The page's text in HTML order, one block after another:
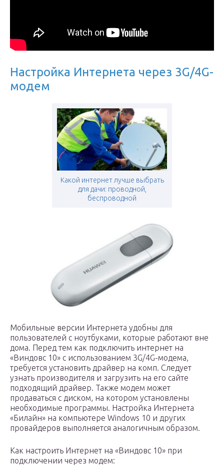
Настройка Интернета через 3G/4G-
модем
Какой интернет лучше выбрать
для дачи: проводной,
беспроводной
Мобильные версии Интернета удобны для
пользователей с ноутбуками, которые работают вне
дома. Перед тем как подключить интернет на
«Виндовс 10» с использованием 3G/4G-модема,
требуется установить драйвер на комп. Следует
узнать производителя и загрузить на его сайте
подходящий драйвер. Также модем может
продаваться с диском, на котором установлены
необходимые программы. Настройка Интернета
«Билайн» на компьютере Windows 10 и других
провайдеров выполняется аналогичным образом.
Как настроить Интернет на «Виндовс 10» при
подключении через модем: